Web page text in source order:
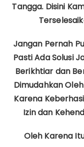
Tangga. Disini
Jangan Pernah
Pasti Ada Solusi
Berikhtiar dan
Dimudahkan
Karena
Izin dan
Oleh Karena